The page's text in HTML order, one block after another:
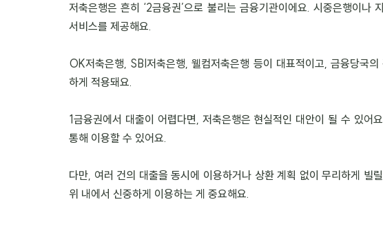
저축은행은 흔히 ‘2금융권’으로 불리는 금융기관이에요. 시중은행이나
서비스를 제공해요.
OK저축은행, SBI저축은행, 웰컴저축은행 등이 대표적이고, 금융당국
하게 적용돼요.
1금융권에서 대출이 어렵다면, 저축은행은 현실적인 대안이 될 수 있어
통해 이용할 수 있어요.
다만, 여러 건의 대출을 동시에 이용하거나 상환 계획 없이 무리하게 빌
위 내에서 신중하게 이용하는 게 중요해요.